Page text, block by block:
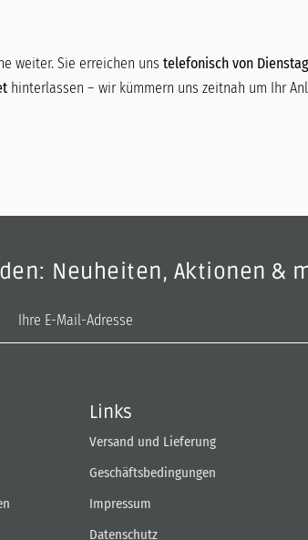
weiter. Sie erreichen uns telefonisch von
hinterlassen – wir kümmern uns zeitnah um Ihr
Neuheiten, Aktionen &
Links
Versand und Lieferung
Geschäftsbedingungen
Impressum
Datenschutz